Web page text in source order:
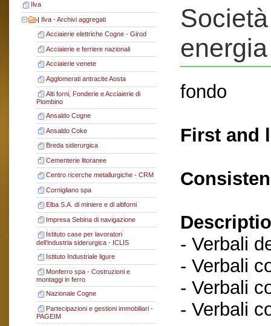
Ilva
| Ilva - Archivi aggregati
Acciaierie elettriche Cogne - Girod
Acciaierie e ferriere nazionali
Acciaierie venete
Agglomerati antracite Aosta
Alti forni, Fonderie e Acciaierie di
Piombino
Ansaldo Cogne
Ansaldo Coke
Breda siderurgica
Cementerie litoranee
Centro ricerche metallurgiche - CRM
Cornigliano spa
Elba S.A. di miniere e di altiforni
Impresa Sebina di navigazione
Istituto case per lavoratori
dell'industria siderurgica - ICLIS
Istituto Industriale ligure
Monferro spa - Costruzioni e
montaggi in ferro
Nazionale Cogne
Partecipazioni e gestioni immobiliari -
PAGEIM
fondo
First and
- Verbali
- Verbali
- Verbali
- Verbali